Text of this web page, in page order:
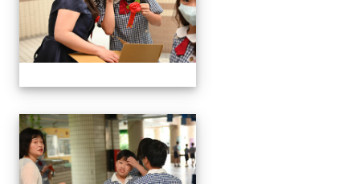
24屆文化國小畢業典禮